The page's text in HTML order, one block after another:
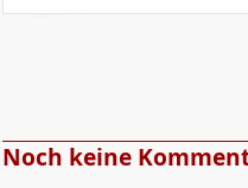
Noch keine